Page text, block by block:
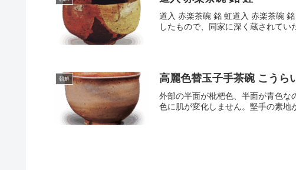
道入 赤楽茶碗 銘 虹道入 赤楽茶碗
したもので、同家に深く蔵されてい
朝鮮 高麗色替玉子手茶碗 こうら
外部の半面が枇杷色、半面が青色
色に肌が変化しません。堅手の素地